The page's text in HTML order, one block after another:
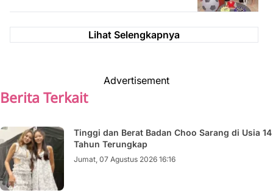
Lihat Selengkapnya
Advertisement
Berita Terkait
Tinggi dan Berat Badan Choo Sarang di Usia 14
Tahun Terungkap
Jumat, 07 Agustus 2026 16:16